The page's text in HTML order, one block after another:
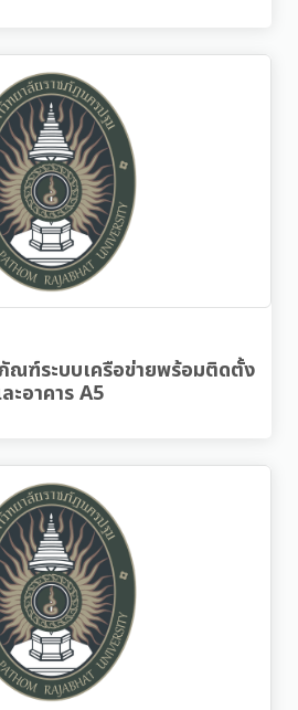
ณฑ์ระบบเครือข่ายพร้อมติดตั้ง
ะอาคาร A5